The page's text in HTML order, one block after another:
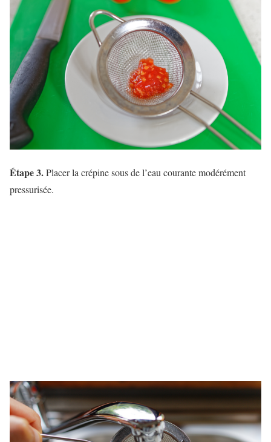
Étape 3.Placer la crépine sous de l’eau courante modérément
pressurisée.